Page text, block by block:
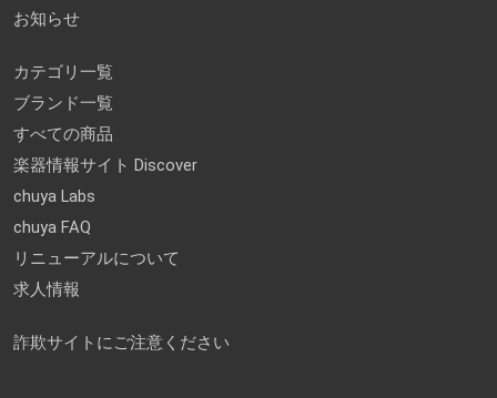
お知らせ
カテゴリ一覧
ブランド一覧
すべての商品
楽器情報サイト Discover
chuya Labs
chuya FAQ
リニューアルについて
求人情報
詐欺サイトにご注意ください